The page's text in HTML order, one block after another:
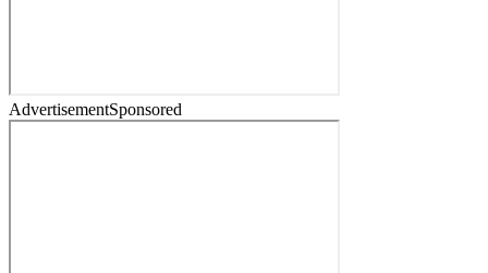
AdvertisementSponsored